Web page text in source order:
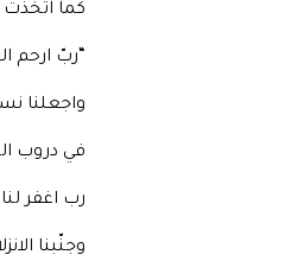
كما اتخذت
“ربّ ارحم
واجعلنا
في دروب
رب اغفر
وجنّبنا